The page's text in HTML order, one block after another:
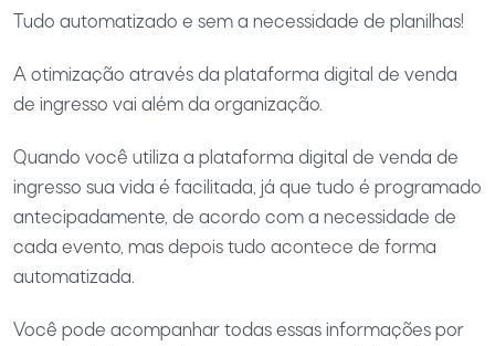
Tudo automatizado e sem a necessidade de planilhas!
A otimização através da plataforma digital de venda
de ingresso vai além da organização.
Quando você utiliza a plataforma digital de venda de
ingresso sua vida é facilitada, já que tudo é programado
antecipadamente, de acordo com a necessidade de
cada evento, mas depois tudo acontece de forma
automatizada.
Você pode acompanhar todas essas informações por